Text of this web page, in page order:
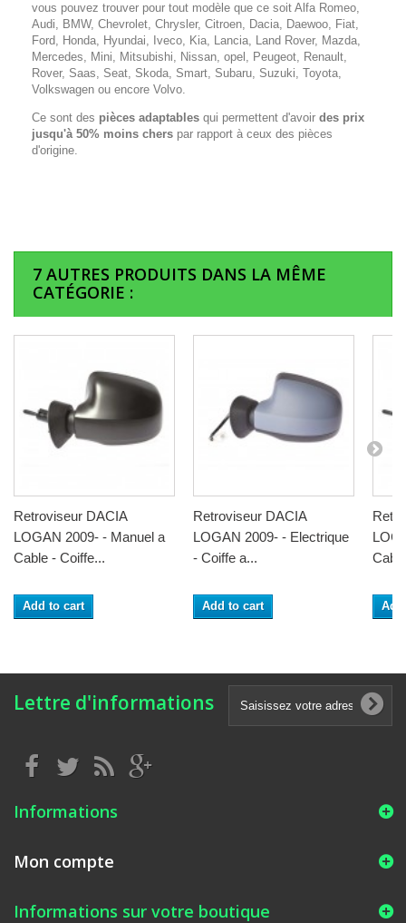
vous pouvez trouver pour tout modèle que ce soit Alfa Romeo,
Audi, BMW, Chevrolet, Chrysler, Citroen, Dacia, Daewoo, Fiat,
Ford, Honda, Hyundai, Iveco, Kia, Lancia, Land Rover, Mazda,
Mercedes, Mini, Mitsubishi, Nissan, opel, Peugeot, Renault,
Rover, Saas, Seat, Skoda, Smart, Subaru, Suzuki, Toyota,
Volkswagen ou encore Volvo.
Ce sont des pièces adaptables qui permettent d'avoir des prix
jusqu'à 50% moins chers par rapport à ceux des pièces
d'origine.
7 AUTRES PRODUITS DANS LA MÊME
CATÉGORIE :
Retroviseur DACIA
LOGAN 2009- - Manuel a
Cable - Coiffe...
Add to cart
Retroviseur DACIA
LOGAN 2009- - Electrique
- Coiffe a...
Add to cart
Lettre d'informations
Informations
Mon compte
Informations sur votre boutique